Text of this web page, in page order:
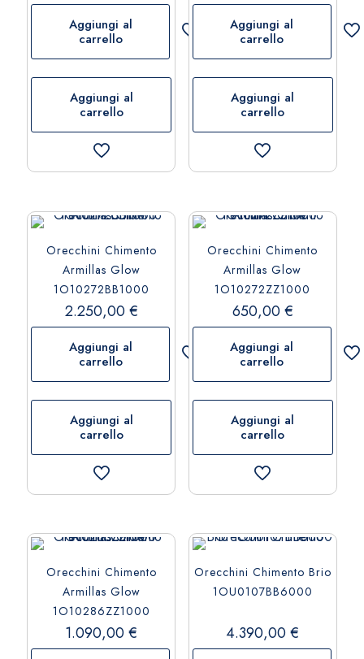
Aggiungi al
carrello
Aggiungi al
carrello
Aggiungi al
carrello
Aggiungi al
carrello
Orecchini Chimento
Armillas Glow
1O10272BB1000
2.250,00€
Aggiungi al
carrello
Aggiungi al
carrello
Orecchini Chimento
Armillas Glow
1O10272ZZ1000
650,00€
Aggiungi al
carrello
Aggiungi al
carrello
Orecchini Chimento
Armillas Glow
1O10286ZZ1000
1.090,00€
Orecchini Chimento Brio
1OU0107BB6000
4.390,00€